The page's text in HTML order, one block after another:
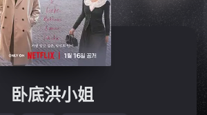
暂无观看影片的记录
卧底洪小姐